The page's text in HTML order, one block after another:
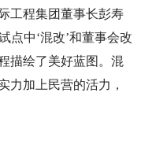
工程集团董事长彭寿
点中‘混改’和董事会改
描绘了美好蓝图。混
力加上民营的活力，